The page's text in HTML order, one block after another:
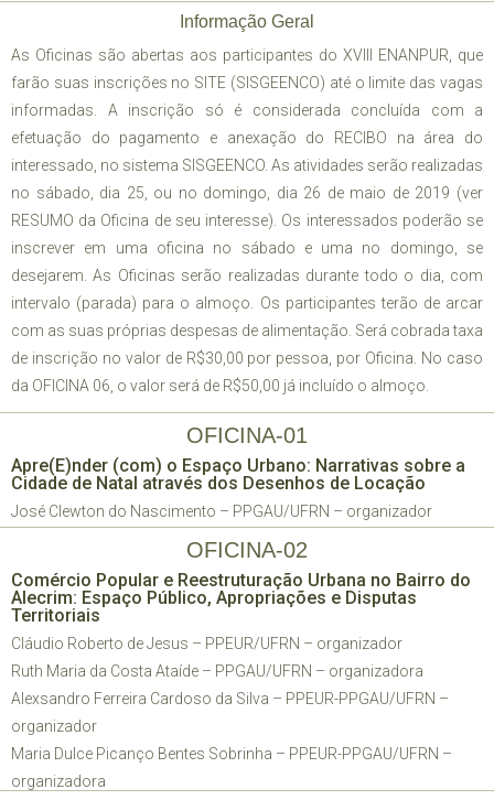
Informação Geral
As Oficinas são abertas aos participantes do XVIII ENANPUR, que
farão suas inscrições no SITE (SISGEENCO) até o limite das vagas
informadas. A inscrição só é considerada concluída com a
efetuação do pagamento e anexação do RECIBO na área do
interessado, no sistema SISGEENCO. As atividades serão realizadas
no sábado, dia 25, ou no domingo, dia 26 de maio de 2019 (ver
RESUMO da Oficina de seu interesse). Os interessados poderão se
inscrever em uma oficina no sábado e uma no domingo, se
desejarem. As Oficinas serão realizadas durante todo o dia, com
intervalo (parada) para o almoço. Os participantes terão de arcar
com as suas próprias despesas de alimentação. Será cobrada taxa
de inscrição no valor de R$30,00 por pessoa, por Oficina. No caso
da OFICINA 06, o valor será de R$50,00 já incluído o almoço.
OFICINA-01
Apre(E)nder (com) o Espaço Urbano: Narrativas sobre a
Cidade de Natal através dos Desenhos de Locação
José Clewton do Nascimento – PPGAU/UFRN – organizador
OFICINA-02
Comércio Popular e Reestruturação Urbana no Bairro do
Alecrim: Espaço Público, Apropriações e Disputas
Territoriais
Cláudio Roberto de Jesus – PPEUR/UFRN – organizador
Ruth Maria da Costa Ataíde – PPGAU/UFRN – organizadora
Alexsandro Ferreira Cardoso da Silva – PPEUR-PPGAU/UFRN –
organizador
Maria Dulce Picanço Bentes Sobrinha – PPEUR-PPGAU/UFRN –
organizadora